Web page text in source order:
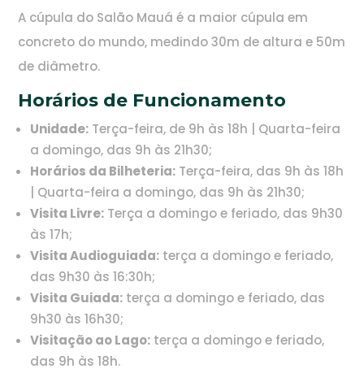
A cúpula do Salão Mauá é a maior cúpula em
concreto do mundo, medindo 30m de altura e 50m
de diâmetro.
Horários de Funcionamento
Unidade: Terça-feira, de 9h às 18h | Quarta-feira
a domingo, das 9h às 21h30;
Horários da Bilheteria: Terça-feira, das 9h às 18h
| Quarta-feira a domingo, das 9h às 21h30;
Visita Livre: Terça a domingo e feriado, das 9h30
às 17h;
Visita Audioguiada: terça a domingo e feriado,
das 9h30 às 16:30h;
Visita Guiada: terça a domingo e feriado, das
9h30 às 16h30;
Visitação ao Lago: terça a domingo e feriado,
das 9h às 18h.